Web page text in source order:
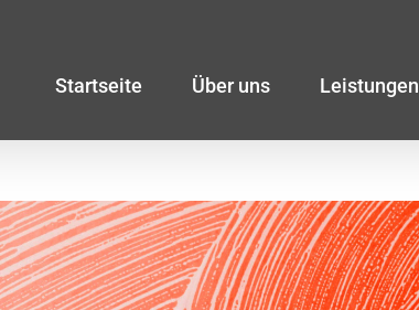
Startseite Über uns Leistungen